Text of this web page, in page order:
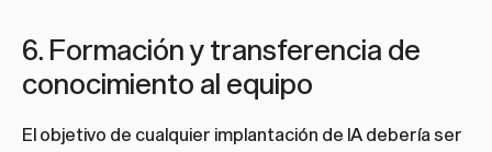
6. Formación y transferencia de
conocimiento al equipo
El objetivo de cualquier implantación de IA debería ser